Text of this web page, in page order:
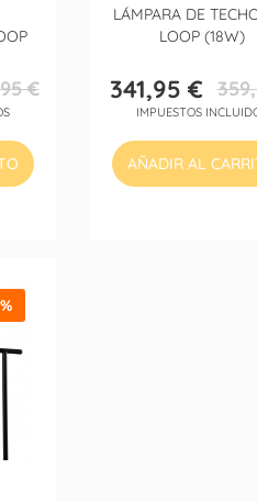
€
LÁMPARA DE
LOOP (18W)
Precio
341,95 €Precio
base
IMPUESTOS
AÑADIR AL